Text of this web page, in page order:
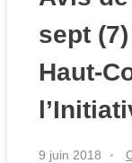
sept
Haut-
9 juin 2018